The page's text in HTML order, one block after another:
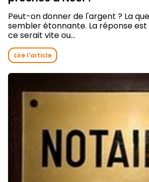
Peut-on donner de l'argent ? La
sembler étonnante. La réponse est
ce serait vite ou...
Lire l'article